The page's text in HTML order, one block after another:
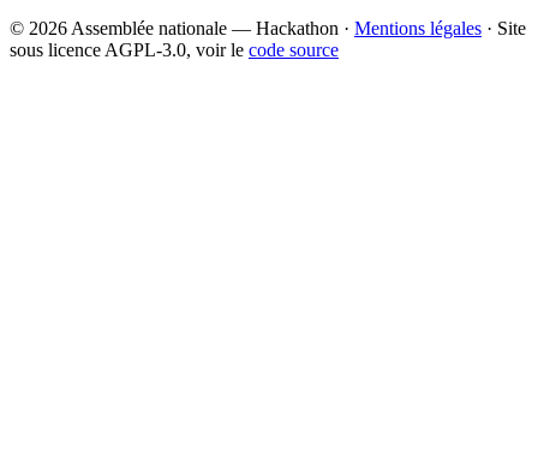
© 2026 Assemblée nationale — Hackathon · Mentions légales · Site
sous licence AGPL-3.0, voir le code source